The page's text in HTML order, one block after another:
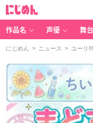
作品名 声優 舞
にじめん > ニュース > ユーリ